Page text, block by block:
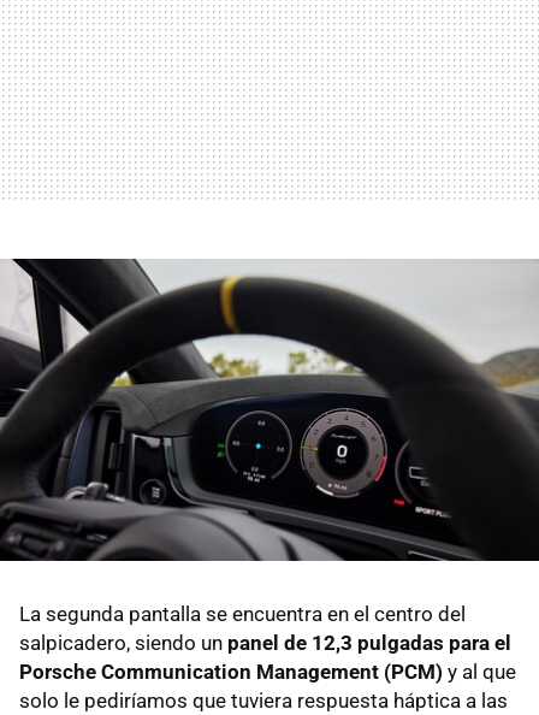
La segunda pantalla se encuentra en el centro del
salpicadero, siendo un panel de 12,3 pulgadas para el
Porsche Communication Management (PCM) y al que
solo le pediríamos que tuviera respuesta háptica a las